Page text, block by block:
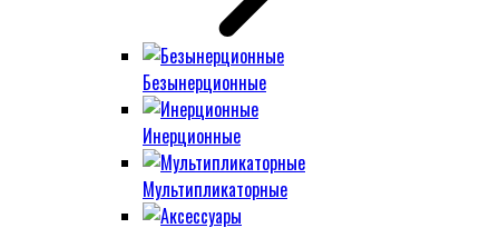
Безынерционные
Инерционные
Мультипликаторные